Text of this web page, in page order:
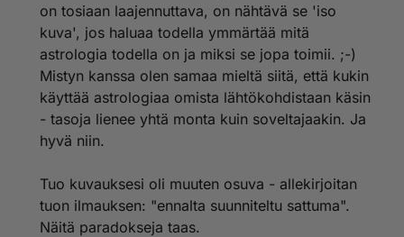
on tosiaan laajennuttava, on nähtävä se 'iso
kuva', jos haluaa todella ymmärtää mitä
astrologia todella on ja miksi se jopa toimii. ;-)
Mistyn kanssa olen samaa mieltä siitä, että kukin
käyttää astrologiaa omista lähtökohdistaan käsin
- tasoja lienee yhtä monta kuin soveltajaakin. Ja
hyvä niin.
Tuo kuvauksesi oli muuten osuva - allekirjoitan
tuon ilmauksen: "ennalta suunniteltu sattuma".
Näitä paradokseja taas.